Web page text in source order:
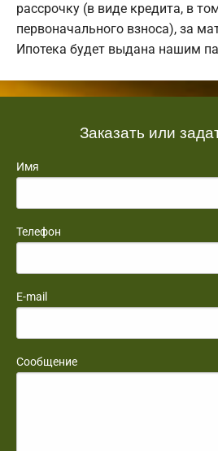
рассрочку (в виде кредита, в
первоначального взноса), за
Ипотека будет выдана нашим
Заказать или
Имя
Телефон
E-mail
Сообщение